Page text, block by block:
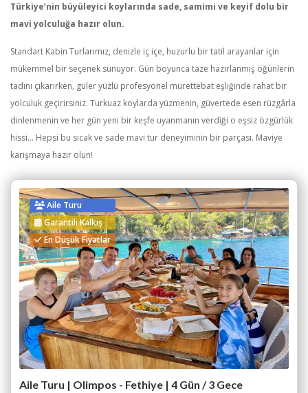
Türkiye’nin büyüleyici koylarında sade, samimi ve keyif dolu bir
mavi yolculuğa hazır olun.
Standart Kabin Turlarımız, denizle iç içe, huzurlu bir tatil arayanlar için
mükemmel bir seçenek sunuyor. Gün boyunca taze hazırlanmış öğünlerin
tadını çıkarırken, güler yüzlü profesyonel mürettebat eşliğinde rahat bir
yolculuk geçirirsiniz. Turkuaz koylarda yüzmenin, güvertede esen rüzgârla
dinlenmenin ve her gün yeni bir keşfe uyanmanın verdiği o eşsiz özgürlük
hissi… Hepsi bu sıcak ve sade mavi tur deneyiminin bir parçası. Maviye
karışmaya hazır olun!
Aile Turu
Garantili Kalkış
En Düşük Fiyatlar
Aile Turu | Olimpos - Fethiye | 4 Gün / 3 Gece